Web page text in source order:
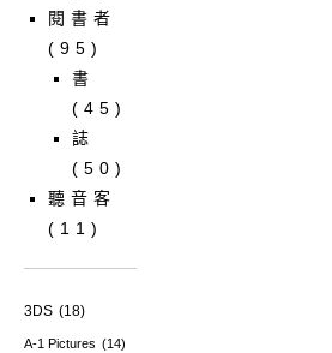
閱書者
(95)
書
(45)
誌
(50)
聽音客
(11)
3DS (18)
A-1 Pictures (14)